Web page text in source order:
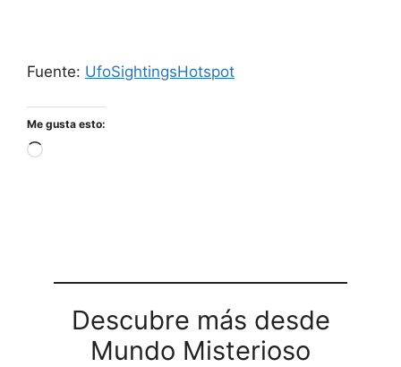
Fuente: UfoSightingsHotspot
Me gusta esto:
Cargando...
Descubre más desde
Mundo Misterioso